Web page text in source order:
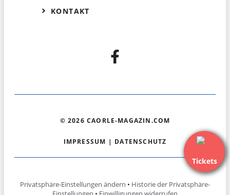
Tickets
KONTAKT
© 2026 CAORLE-MAGAZIN.COM
IMPRESSUM | DATENSCHUTZ
Privatsphäre-Einstellungen ändern • Historie der Privatsphäre-